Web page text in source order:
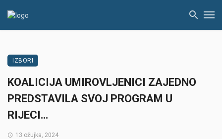
IZBORI
KOALICIJA UMIROVLJENICI ZAJEDNO
PREDSTAVILA SVOJ PROGRAM U
RIJECI…
13 ožujka, 2024